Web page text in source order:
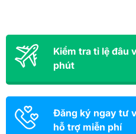
Kiểm tra tỉ lệ đâu
phút
Đăng ký ngay tư
hỗ trợ miễn phí